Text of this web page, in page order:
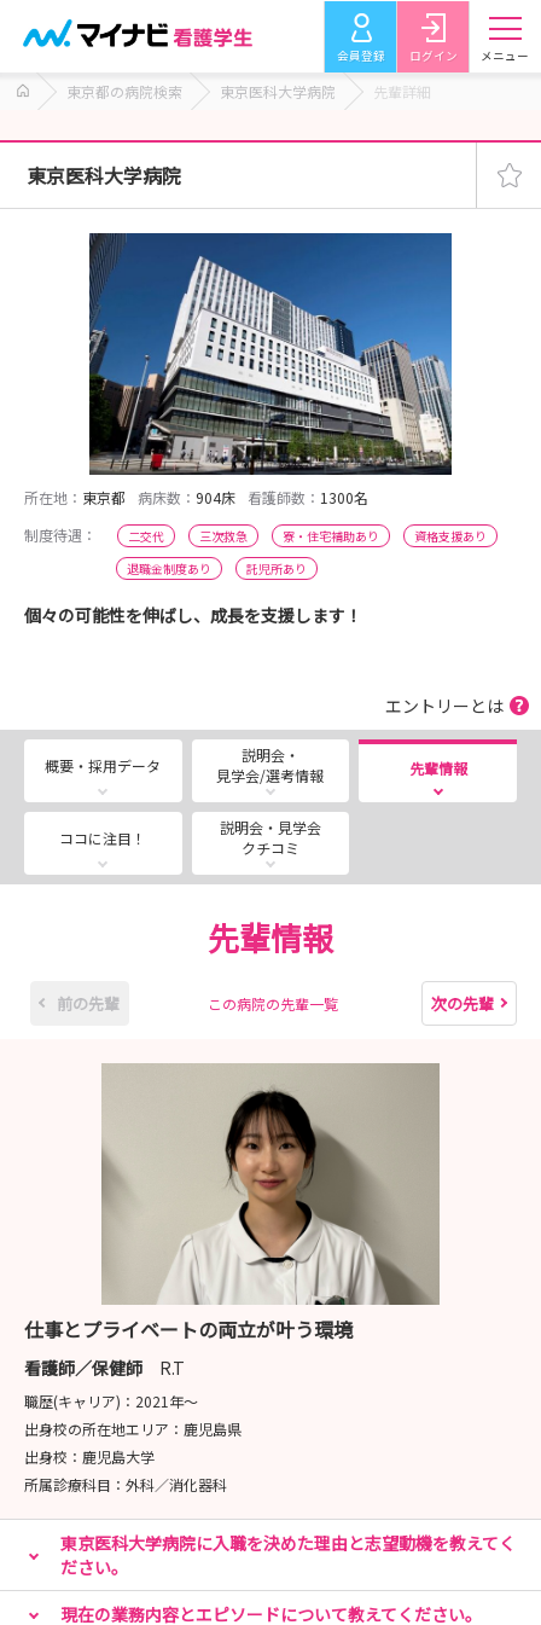
会員登録 ログイン メニュー
東京都の病院検索 東京医科大学病院 先輩詳細
東京医科大学病院
所在地： 東京都 病床数： 904床 看護師数： 1300名
制度待遇：
二交代 三次救急 寮・住宅補助あり
資格支援あり
退職金制度あり
託児所あり
個々の可能性を伸ばし、成長を支援します！
エントリーとは
概要・採用データ
説明会・
見学会/選考情報
先輩情報
ココに注目！
説明会・見学会
クチコミ
先輩情報
前の先輩 この病院の先輩一覧 次の先輩
仕事とプライベートの両立が叶う環境
看護師／保健師 R.T
職歴(キャリア)： 2021年〜
出身校の所在地エリア： 鹿児島県
出身校： 鹿児島大学
所属診療科目： 外科／消化器科
東京医科大学病院に入職を決めた理由と志望動機を教えてく
ださい。
現在の業務内容とエピソードについて教えてください。